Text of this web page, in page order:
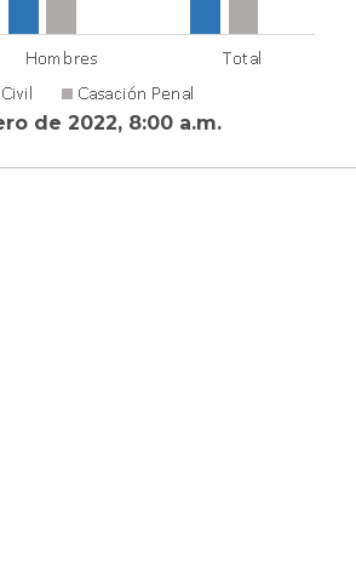
de 2022, 8:00 a.m.